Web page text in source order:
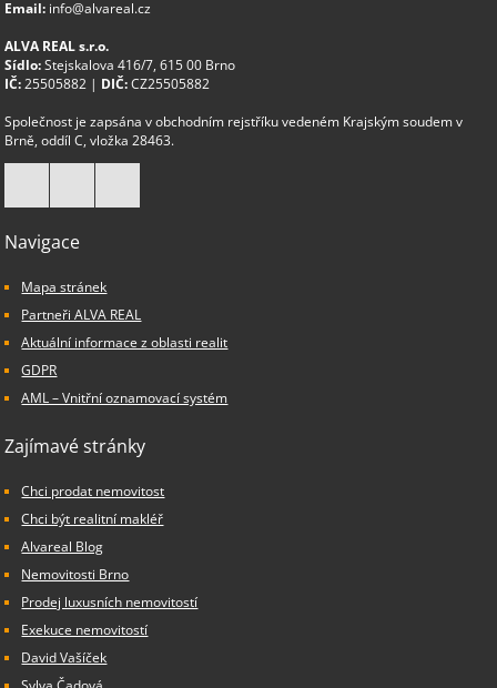
Email: info@alvareal.cz
ALVA REAL s.r.o.
Sídlo:Stejskalova 416/7, 615 00 Brno
IČ:25505882 | DIČ:CZ25505882
Společnost je zapsána v obchodním rejstříku vedeném Krajským soudem v
Brně, oddíl C, vložka 28463.
Navigace
Mapa stránek
Partneři ALVA REAL
Aktuální informace z oblasti realit
GDPR
AML – Vnitřní oznamovací systém
Zajímavé stránky
Chci prodat nemovitost
Chci být realitní makléř
Alvareal Blog
Nemovitosti Brno
Prodej luxusních nemovitostí
Exekuce nemovitostí
David Vašíček